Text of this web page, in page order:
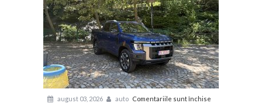
Mediterana
august 03, 2026 auto Comentariile sunt închise